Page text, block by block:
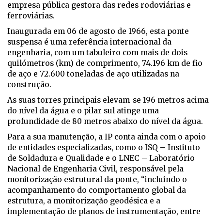
empresa pública gestora das redes rodoviárias e
ferroviárias.
Inaugurada em 06 de agosto de 1966, esta ponte
suspensa é uma referência internacional da
engenharia, com um tabuleiro com mais de dois
quilómetros (km) de comprimento, 74.196 km de fio
de aço e 72.600 toneladas de aço utilizadas na
construção.
As suas torres principais elevam-se 196 metros acima
do nível da água e o pilar sul atinge uma
profundidade de 80 metros abaixo do nível da água.
Para a sua manutenção, a IP conta ainda com o apoio
de entidades especializadas, como o ISQ – Instituto
de Soldadura e Qualidade e o LNEC – Laboratório
Nacional de Engenharia Civil, responsável pela
monitorização estrutural da ponte, “incluindo o
acompanhamento do comportamento global da
estrutura, a monitorização geodésica e a
implementação de planos de instrumentação, entre